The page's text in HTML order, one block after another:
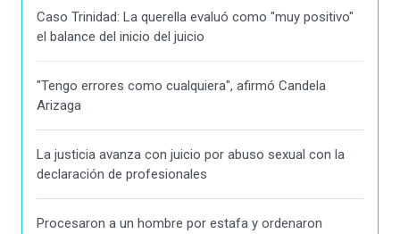
Caso Trinidad: La querella evaluó como "muy positivo"
el balance del inicio del juicio
"Tengo errores como cualquiera", afirmó Candela
Arizaga
La justicia avanza con juicio por abuso sexual con la
declaración de profesionales
Procesaron a un hombre por estafa y ordenaron